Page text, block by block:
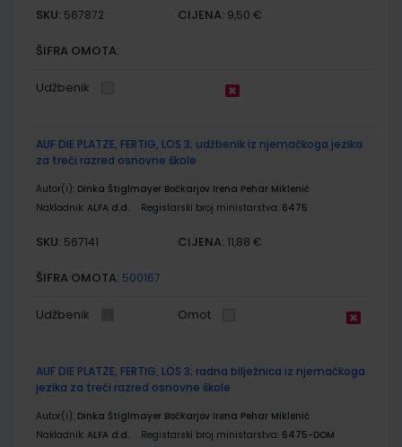
SKU: 567872 CIJENA: 9,50 €
ŠIFRA OMOTA:
Udžbenik
AUF DIE PLATZE, FERTIG, LOS 3; udžbenik iz njemačkoga jezika
za treći razred osnovne škole
Autor(i): Dinka Štiglmayer Bočkarjov Irena Pehar Miklenić
Nakladnik: ALFA d.d. Registarski broj ministarstva: 6475
SKU: 567141 CIJENA: 11,88 €
ŠIFRA OMOTA: 500167
Udžbenik Omot
AUF DIE PLATZE, FERTIG, LOS 3; radna bilježnica iz njemačkoga
jezika za treći razred osnovne škole
Autor(i): Dinka Štiglmayer Bočkarjov Irena Pehar Miklenić
Nakladnik: ALFA d.d. Registarski broj ministarstva: 6475-DOM